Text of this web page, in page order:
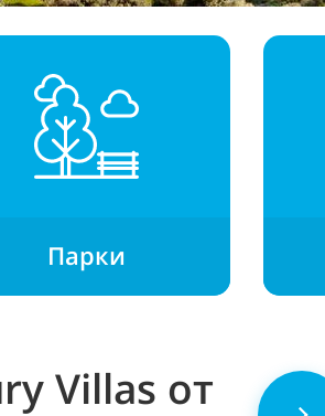
Парки
Villas от